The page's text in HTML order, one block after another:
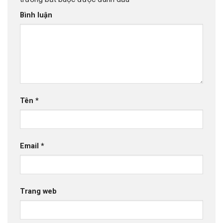
Bình luận
Tên *
Email *
Trang web